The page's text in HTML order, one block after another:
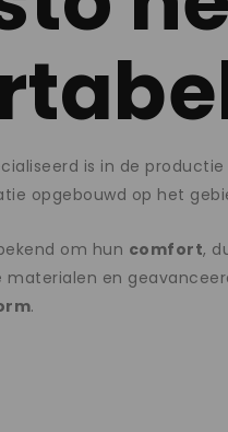
is in de
opgebouwd op het
om hun comfort,
materialen en
.